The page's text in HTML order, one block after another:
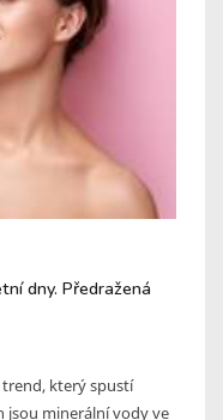
dny. Předražená
trend, který spustí
jsou minerální vody ve